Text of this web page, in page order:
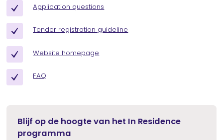
Application questions
Tender registration guideline
Website homepage
FAQ
Blijf op de hoogte van het In Residence
programma